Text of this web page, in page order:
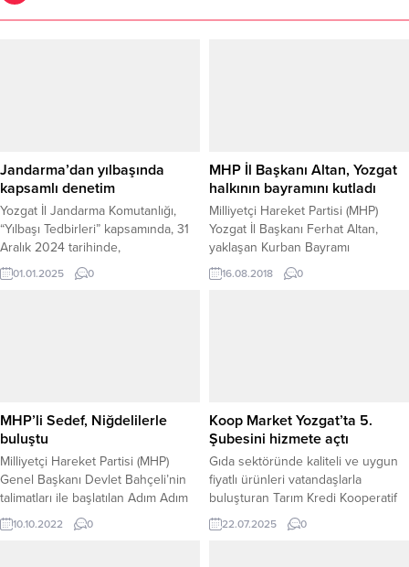
Jandarma’dan yılbaşında
kapsamlı denetim
Yozgat İl Jandarma Komutanlığı,
“Yılbaşı Tedbirleri” kapsamında, 31
Aralık 2024 tarihinde,
Akdağmadeni, Aydıncık ve Sarıkaya
İlçe Jandarma Komutanlıkları ile
katılımıyla saat 20.00 ile 01.00
arasında, 11...
01.01.2025 0
MHP İl Başkanı Altan, Yozgat
halkının bayramını kutladı
Milliyetçi Hareket Partisi (MHP)
Yozgat İl Başkanı Ferhat Altan,
yaklaşan Kurban Bayramı
dolayısıyla yayınladığı mesajında
Yozgat halkının bayramını kutladı.
16.08.2018 0
MHP’li Sedef, Niğdelilerle
buluştu
Milliyetçi Hareket Partisi (MHP)
Genel Başkanı Devlet Bahçeli’nin
talimatları ile başlatılan Adım Adım
2023 “Köyüm Benim” sohbet
toplantıları kapsamında MHP Yozgat
10.10.2022 0
Koop Market Yozgat’ta 5.
Şubesini hizmete açtı
Gıda sektöründe kaliteli ve uygun
fiyatlı ürünleri vatandaşlarla
buluşturan Tarım Kredi Kooperatif
Market (KOOP Market), Yozgat’ta
büyümeye devam ediyor. Medrese
22.07.2025 0